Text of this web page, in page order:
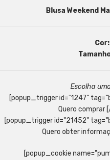
Blusa Weekend
Cor:
Escolha
[popup_trigger id="1247"
Quero comprar
[popup_trigger id="21452"
Quero obter
[popup_cookie